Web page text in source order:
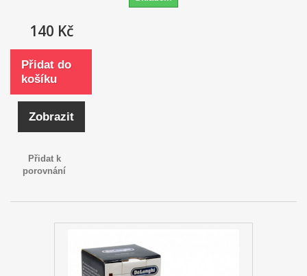
140 Kč
Přidat do
košíku
Zobrazit
Přidat k
porovnání